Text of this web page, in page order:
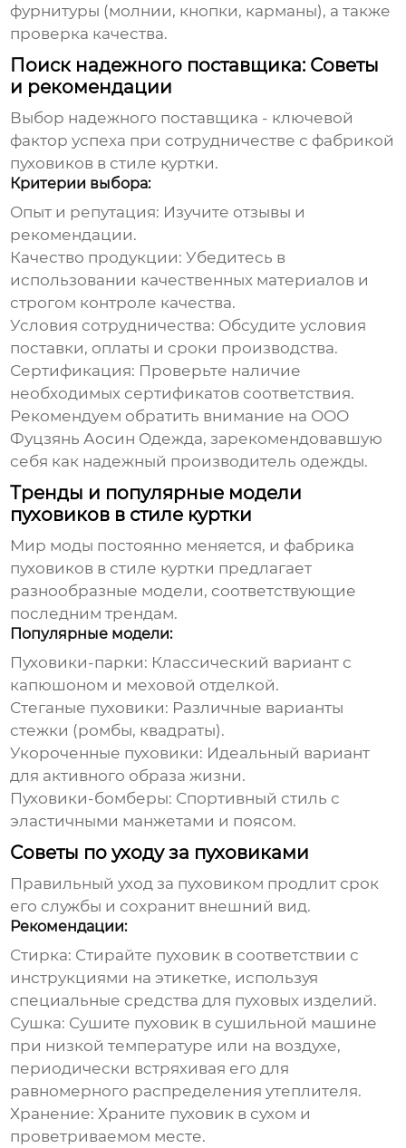
фурнитуры (молнии, кнопки, карманы), а также
проверка качества.
Поиск надежного поставщика: Советы
и рекомендации
Выбор надежного поставщика - ключевой
фактор успеха при сотрудничестве с фабрикой
пуховиков в стиле куртки.
Критерии выбора:
Опыт и репутация: Изучите отзывы и
рекомендации.
Качество продукции: Убедитесь в
использовании качественных материалов и
строгом контроле качества.
Условия сотрудничества: Обсудите условия
поставки, оплаты и сроки производства.
Сертификация: Проверьте наличие
необходимых сертификатов соответствия.
Рекомендуем обратить внимание на ООО
Фуцзянь Аосин Одежда, зарекомендовавшую
себя как надежный производитель одежды.
Тренды и популярные модели
пуховиков в стиле куртки
Мир моды постоянно меняется, и фабрика
пуховиков в стиле куртки предлагает
разнообразные модели, соответствующие
последним трендам.
Популярные модели:
Пуховики-парки: Классический вариант с
капюшоном и меховой отделкой.
Стеганые пуховики: Различные варианты
стежки (ромбы, квадраты).
Укороченные пуховики: Идеальный вариант
для активного образа жизни.
Пуховики-бомберы: Спортивный стиль с
эластичными манжетами и поясом.
Советы по уходу за пуховиками
Правильный уход за пуховиком продлит срок
его службы и сохранит внешний вид.
Рекомендации:
Стирка: Стирайте пуховик в соответствии с
инструкциями на этикетке, используя
специальные средства для пуховых изделий.
Сушка: Сушите пуховик в сушильной машине
при низкой температуре или на воздухе,
периодически встряхивая его для
равномерного распределения утеплителя.
Хранение: Храните пуховик в сухом и
проветриваемом месте.